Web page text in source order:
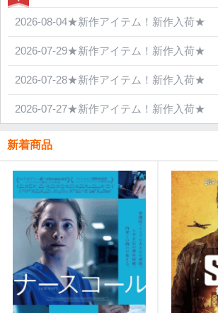
2026-08-04★新作アイテム！新作入荷★
2026-07-29★新作アイテム！新作入荷★
2026-07-28★新作アイテム！新作入荷★
2026-07-27★新作アイテム！新作入荷★
新着商品